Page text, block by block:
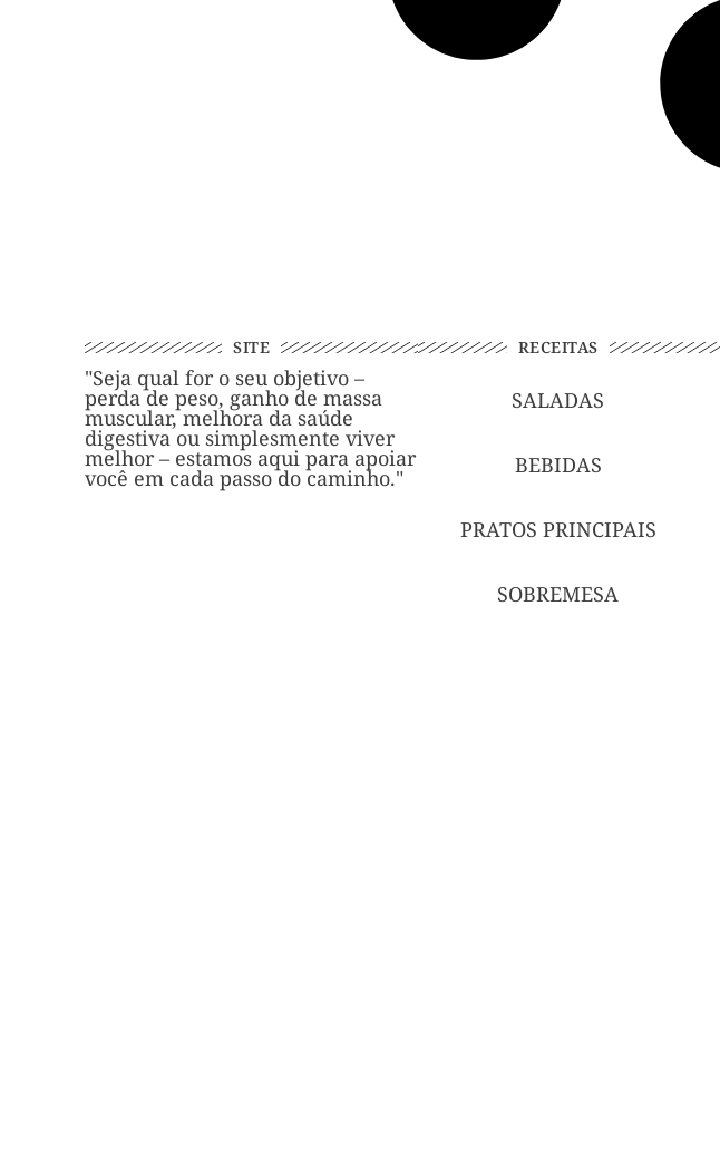
SITE
"Seja qual for o seu objetivo –
perda de peso, ganho de massa
muscular, melhora da saúde
digestiva ou simplesmente viver
melhor – estamos aqui para apoiar
você em cada passo do caminho."
RECEITAS
SALADAS
BEBIDAS
PRATOS PRINCIPAIS
SOBREMESA